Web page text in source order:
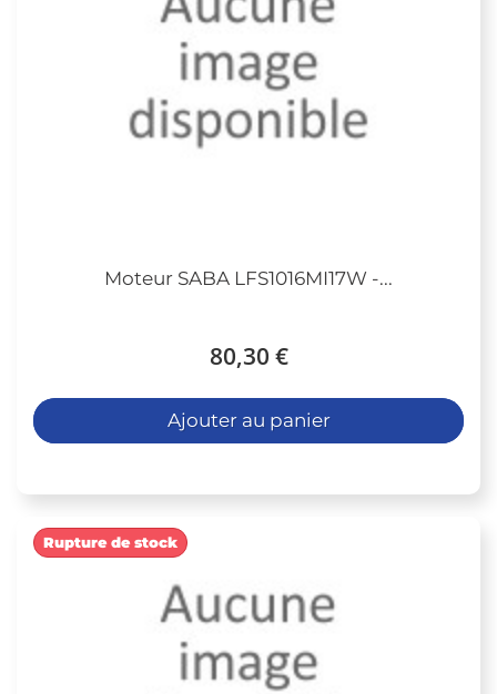
Moteur SABA LFS1016MI17W -...
80,30 €
Ajouter au panier
Rupture de stock